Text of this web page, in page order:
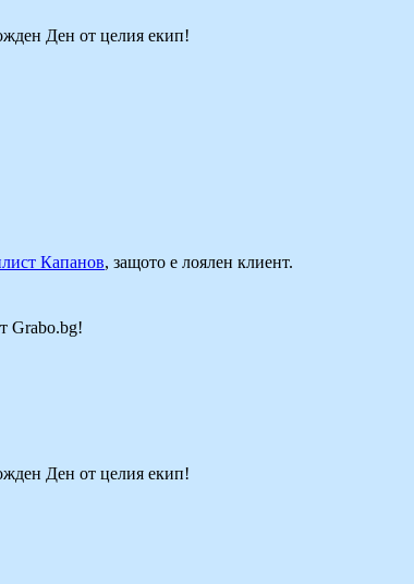
Ден от целия екип!
Капанов, защото е лоялен клиент.
Grabo.bg!
Ден от целия екип!